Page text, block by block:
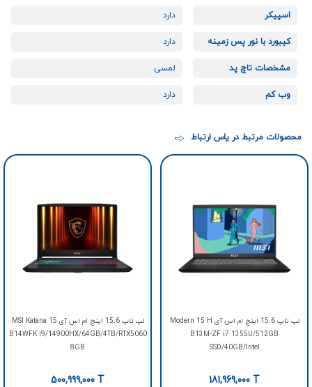
اسپیکر دارد
کیبورد با نور پس زمینه دارد
مشخصات تاچ پد لمسی
وب کم دارد
محصولات مرتبط در یاس ارتباط
لپ تاپ 15.6 اینچ ام اس آی Modern 15 H
B13M-ZF i7 1355U/512GB
SSD/40GB/Intel
181,969,000 T
لپ تاپ 15.6 اینچ ام اس آی MSI Katana 15
B14WFK i9/14900HX/64GB/4TB/RTX5060
8GB
500,999,000 T